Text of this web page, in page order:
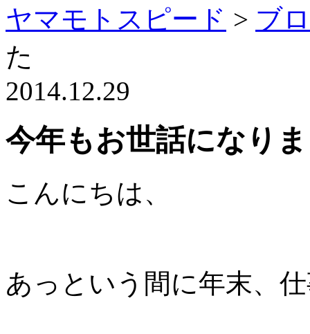
ヤマモトスピード > ブ
た
2014.12.29
今年もお世話になり
こんにちは、
あっという間に年末、